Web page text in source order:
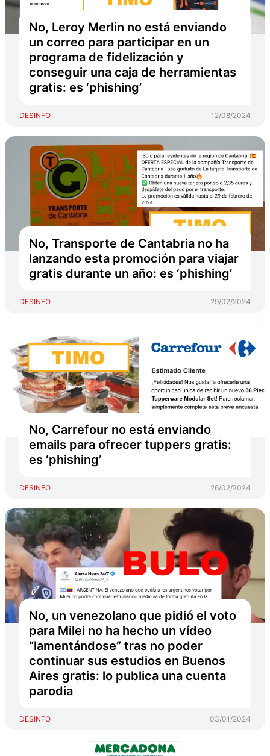
No, Leroy Merlin no está enviando
un correo para participar en un
programa de fidelización y
conseguir una caja de herramientas
gratis: es ‘phishing’
DESINFO 12/08/2024
No, Transporte de Cantabria no ha
lanzando esta promoción para viajar
gratis durante un año: es ‘phishing’
DESINFO 29/02/2024
No, Carrefour no está enviando
emails para ofrecer tuppers gratis:
es ‘phishing’
DESINFO 26/02/2024
No, un venezolano que pidió el voto
para Milei no ha hecho un vídeo
“lamentándose” tras no poder
continuar sus estudios en Buenos
Aires gratis: lo publica una cuenta
parodia
DESINFO 03/01/2024